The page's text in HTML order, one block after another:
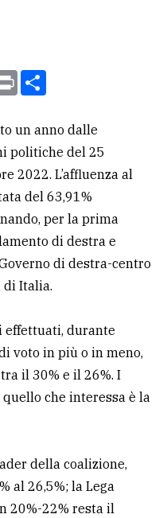
Print
un anno dalle
politiche del 25
2022. L’affluenza al
del 63,91%
per la prima
di destra e
di destra-centro
di Italia.
effettuati, durante
voto in più o in meno,
il 30% e il 26%. I
che interessa è la
della coalizione,
al 26,5%; la Lega
20%-22% resta il